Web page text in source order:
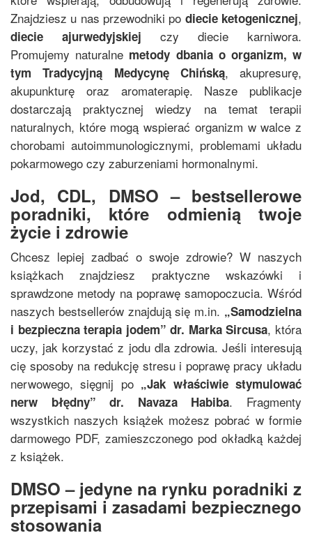
Znajdziesz u nas przewodniki po diecie ketogenicznej,
diecie ajurwedyjskiej czy diecie karniwora.
Promujemy naturalne metody dbania o organizm, w
tymTradycyjną Medycynę Chińską, akupresurę,
akupunkturę oraz aromaterapię. Nasze publikacje
dostarczają praktycznej wiedzy na temat terapii
naturalnych, które mogą wspierać organizm w walce z
chorobami autoimmunologicznymi, problemami układu
pokarmowego czy zaburzeniami hormonalnymi.
Jod, CDL, DMSO – bestsellerowe
poradniki, które odmienią twoje
życie i zdrowie
Chcesz lepiej zadbać o swoje zdrowie? W naszych
książkach znajdziesz praktyczne wskazówki i
sprawdzone metody na poprawę samopoczucia. Wśród
naszych bestsellerów znajdują się m.in. „Samodzielna
i bezpieczna terapia jodem”dr. Marka Sircusa, która
uczy, jak korzystać z jodu dla zdrowia. Jeśli interesują
cię sposoby na redukcję stresu i poprawę pracy układu
nerwowego, sięgnij po „Jak właściwie stymulować
nerw błędny”dr. Navaza Habiba. Fragmenty
wszystkich naszych książek możesz pobrać w formie
darmowego PDF, zamieszczonego pod okładką każdej
z książek.
DMSO – jedyne na rynku poradniki z
przepisami i zasadami bezpiecznego
stosowania